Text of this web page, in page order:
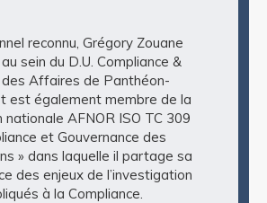
reconnu, Grégory Zouane
sein du D.U. Compliance &
des Affaires de Panthéon-
est également membre de la
nationale AFNOR ISO TC 309
et Gouvernance des
» dans laquelle il partage sa
des enjeux de l’investigation
à la Compliance.